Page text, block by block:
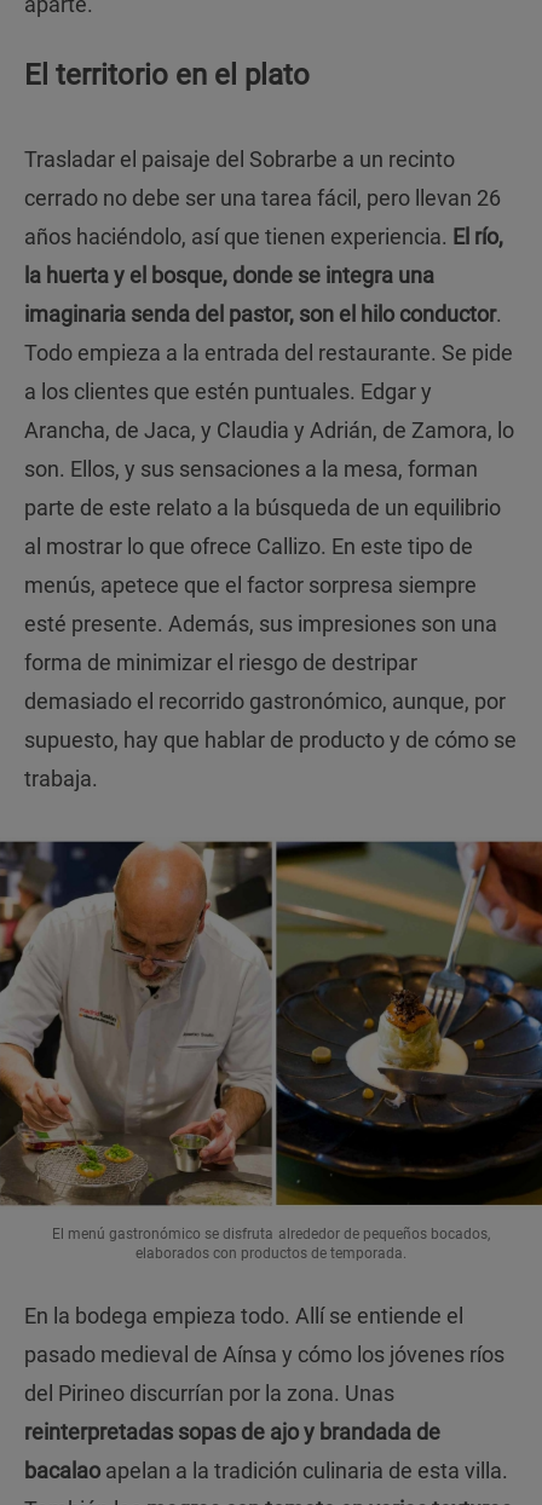
El territorio en el plato
Trasladar el paisaje del Sobrarbe a un recinto
cerrado no debe ser una tarea fácil, pero llevan 26
años haciéndolo, así que tienen experiencia. El río,
la huerta y el bosque, donde se integra una
imaginaria senda del pastor, son el hilo conductor.
Todo empieza a la entrada del restaurante. Se pide
a los clientes que estén puntuales. Edgar y
Arancha, de Jaca, y Claudia y Adrián, de Zamora, lo
son. Ellos, y sus sensaciones a la mesa, forman
parte de este relato a la búsqueda de un equilibrio
al mostrar lo que ofrece Callizo. En este tipo de
menús, apetece que el factor sorpresa siempre
esté presente. Además, sus impresiones son una
forma de minimizar el riesgo de destripar
demasiado el recorrido gastronómico, aunque, por
supuesto, hay que hablar de producto y de cómo se
trabaja.
El menú gastronómico se disfruta alrededor de pequeños bocados,
elaborados con productos de temporada.
En la bodega empieza todo. Allí se entiende el
pasado medieval de Aínsa y cómo los jóvenes ríos
del Pirineo discurrían por la zona. Unas
reinterpretadas sopas de ajo y brandada de
bacalao apelan a la tradición culinaria de esta villa.